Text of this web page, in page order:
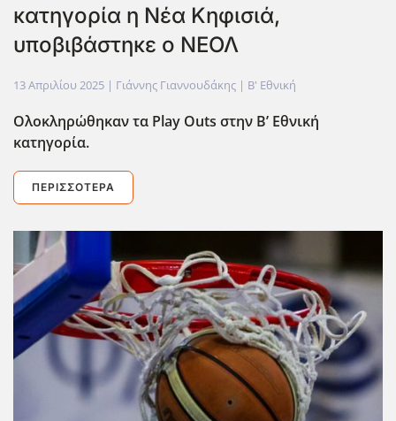
κατηγορία η Νέα Κηφισιά,
υποβιβάστηκε ο ΝΕΟΛ
13 Απριλίου 2025 | Γιάννης Γιαννουδάκης | Β' Εθνική
Ολοκληρώθηκαν τα Play Outs στην Β’ Εθνική
κατηγορία.
ΠΕΡΙΣΣΌΤΕΡΑ